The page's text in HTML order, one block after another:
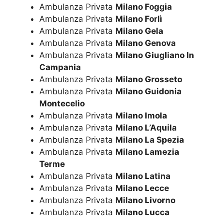
Ambulanza Privata Milano Foggia
Ambulanza Privata Milano Forlì
Ambulanza Privata Milano Gela
Ambulanza Privata Milano Genova
Ambulanza Privata Milano Giugliano In
Campania
Ambulanza Privata Milano Grosseto
Ambulanza Privata Milano Guidonia
Montecelio
Ambulanza Privata Milano Imola
Ambulanza Privata Milano L’Aquila
Ambulanza Privata Milano La Spezia
Ambulanza Privata Milano Lamezia
Terme
Ambulanza Privata Milano Latina
Ambulanza Privata Milano Lecce
Ambulanza Privata Milano Livorno
Ambulanza Privata Milano Lucca